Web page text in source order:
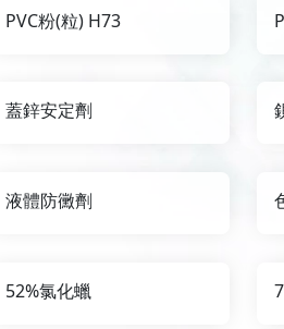
PVC粉(粒) H73
蓋鋅安定劑
液體防黴劑
52%氯化蠟